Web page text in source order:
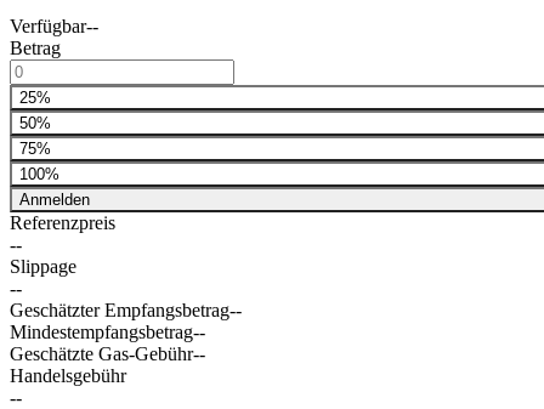
Verfügbar--
Betrag
25%
50%
75%
100%
Anmelden
Referenzpreis
--
Slippage
--
Geschätzter Empfangsbetrag--
Mindestempfangsbetrag--
Geschätzte Gas-Gebühr--
Handelsgebühr
--